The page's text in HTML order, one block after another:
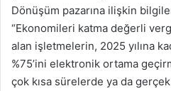
Dönüşüm pazarına ilişkin
“Ekonomileri katma değerli
alan işletmelerin, 2025 yılına
%75’ini elektronik ortama
çok kısa sürelerde ya da